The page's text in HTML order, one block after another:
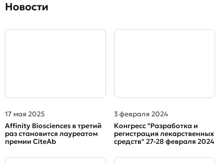
Новости
17 мая 2025
Affinity Biosciences в третий
раз становится лауреатом
премии CiteAb
3 февраля 2024
Конгресс "Разработка и
регистрация лекарственных
средств" 27-28 февраля 2024